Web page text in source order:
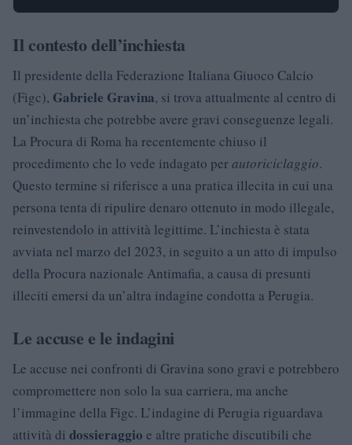
Il contesto dell’inchiesta
Il presidente della Federazione Italiana Giuoco Calcio
(Figc), Gabriele Gravina, si trova attualmente al centro di
un’inchiesta che potrebbe avere gravi conseguenze legali.
La Procura di Roma ha recentemente chiuso il
procedimento che lo vede indagato perautoriciclaggio.
Questo termine si riferisce a una pratica illecita in cui una
persona tenta di ripulire denaro ottenuto in modo illegale,
reinvestendolo in attività legittime. L’inchiesta è stata
avviata nel marzo del 2023, in seguito a un atto di impulso
della Procura nazionale Antimafia, a causa di presunti
illeciti emersi da un’altra indagine condotta a Perugia.
Le accuse e le indagini
Le accuse nei confronti di Gravina sono gravi e potrebbero
compromettere non solo la sua carriera, ma anche
l’immagine della Figc. L’indagine di Perugia riguardava
attività di dossieraggio e altre pratiche discutibili che